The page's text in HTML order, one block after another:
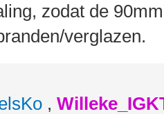
zodat de
verglazen.
,